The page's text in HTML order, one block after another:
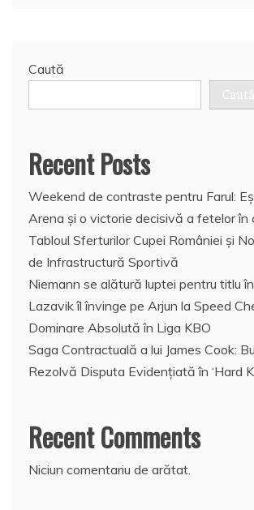
Caută
Caută
Recent Posts
Weekend de contraste pentru Farul:
Arena și o victorie decisivă a fetelor în
Tabloul Sferturilor Cupei României și
de Infrastructură Sportivă
Niemann se alătură luptei pentru titlu
Lazavik îl învinge pe Arjun la Speed
Dominare Absolută în Liga KBO
Saga Contractuală a lui James Cook:
Rezolvă Disputa Evidențiată în ‘Hard
Recent Comments
Niciun comentariu de arătat.